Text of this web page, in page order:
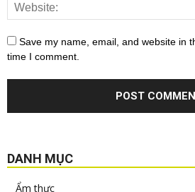
Save my name, email, and website in
time I comment.
DANH MỤC
Ẩm thực